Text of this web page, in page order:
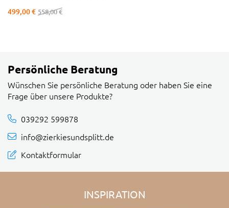
499,00 € 558,00 €
Persönliche Beratung
Wünschen Sie persönliche Beratung oder haben Sie eine
Frage über unsere Produkte?
039292 599878
info@zierkiesundsplitt.de
Kontaktformular
INSPIRATION